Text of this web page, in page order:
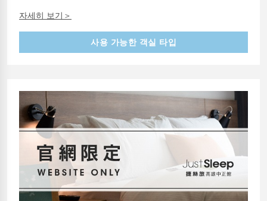
자세히 보기＞
사용 가능한 객실 타입